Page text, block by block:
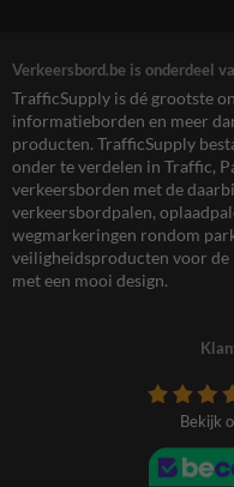
Verkeersbord.be is onderdeel
TrafficSupply is dé grootste
informatieborden en meer
producten. TrafficSupply
onder te verdelen in Traffic,
verkeersborden met de
verkeersbordpalen,
wegmarkeringen rondom
veiligheidsproducten voor
met een mooi design.
Bekijk